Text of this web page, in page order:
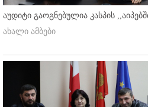
აუდიტი გაოგნებულია კასპის
ახალი ამბები